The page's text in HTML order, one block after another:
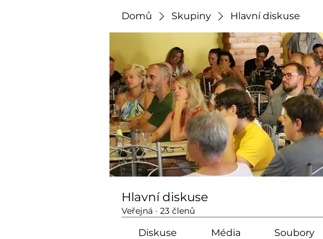
Domů Skupiny Hlavní diskuse
Hlavní diskuse
Veřejná · 23 členů
Diskuse Média Soubory